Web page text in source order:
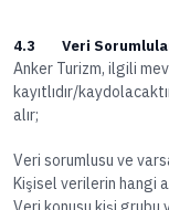
4.3 Veri
Anker Turizm, ilgili
kayıtlıdır/
alır;
Veri sorumlusu ve
Kişisel verilerin hangi